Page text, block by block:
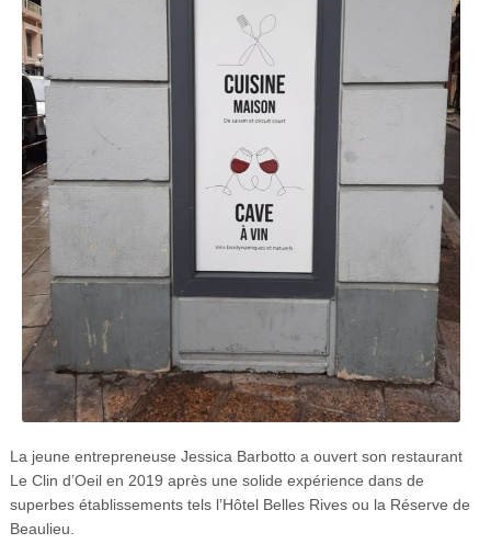
La jeune entrepreneuse Jessica Barbotto a ouvert son restaurant
Le Clin d’Oeil en 2019 après une solide expérience dans de
superbes établissements tels l’Hôtel Belles Rives ou la Réserve de
Beaulieu.